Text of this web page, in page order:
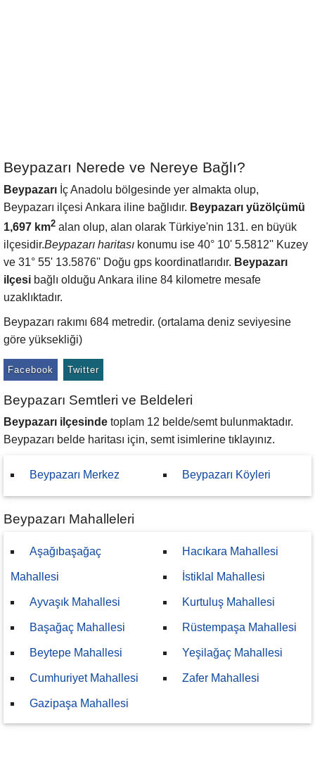
Beypazarı Nerede ve Nereye Bağlı?
Beypazarı İç Anadolu bölgesinde yer almakta olup,
Beypazarı ilçesi Ankara iline bağlıdır. Beypazarı yüzölçümü
1,697 km2 alan olup, alan olarak Türkiye'nin 131. en büyük
ilçesidir.Beypazarı haritası konumu ise 40° 10' 5.5812'' Kuzey
ve 31° 55' 13.5876'' Doğu gps koordinatlarıdır. Beypazarı
ilçesi bağlı olduğu Ankara iline 84 kilometre mesafe
uzaklıktadır.
Beypazarı rakımı 684 metredir. (ortalama deniz seviyesine
göre yüksekliği)
Facebook Twitter
Beypazarı Semtleri ve Beldeleri
Beypazarı ilçesinde toplam 12 belde/semt bulunmaktadır.
Beypazarı belde haritası için, semt isimlerine tıklayınız.
Beypazarı Merkez Beypazarı Köyleri
Beypazarı Mahalleleri
Aşağıbaşağaç
Mahallesi
Ayvaşık Mahallesi
Başağaç Mahallesi
Beytepe Mahallesi
Cumhuriyet Mahallesi
Gazipaşa Mahallesi
Hacıkara Mahallesi
İstiklal Mahallesi
Kurtuluş Mahallesi
Rüstempaşa Mahallesi
Yeşilağaç Mahallesi
Zafer Mahallesi